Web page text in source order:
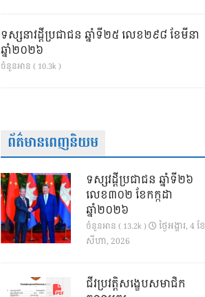
ទស្សនាវដ្ដីប្រជាជន ឆ្នាំទី២៥ លេខ២៩៨ ខែមីនា
ឆ្នាំ២០២៦
ចំនួនអាន ( 10.3k )
ព័ត៌មានពេញនិយម
ទស្សវដ្តីប្រជាជន ឆ្នាំទី២៦
លេខ៣០២ ខែកក្កដា
ឆ្នាំ២០២៦
ចំនួនអាន ( 13.2k )
ថ្ងៃ​អង្គារ, 4 ខែ​
សីហា, 2026
ជីវប្រវត្តិសង្ខេបសមាជិក